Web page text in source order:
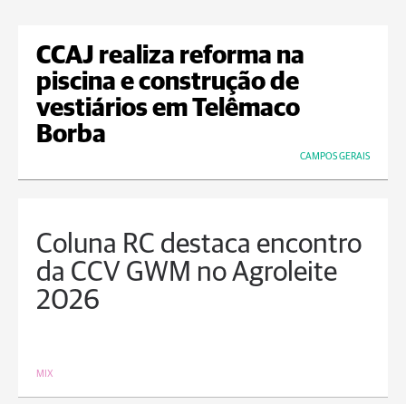
CCAJ realiza reforma na
piscina e construção de
vestiários em Telêmaco
Borba
CAMPOS GERAIS
Coluna RC destaca encontro
da CCV GWM no Agroleite
2026
MIX